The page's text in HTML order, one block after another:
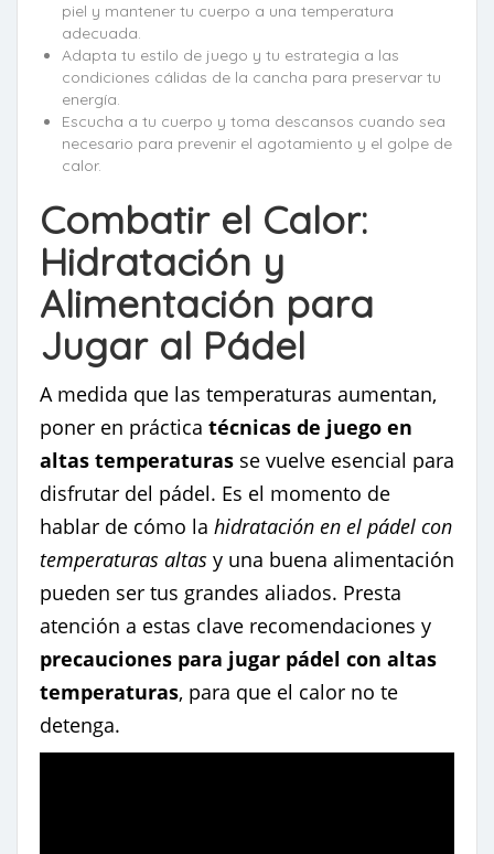
piel y mantener tu cuerpo a una temperatura
adecuada.
Adapta tu estilo de juego y tu estrategia a las
condiciones cálidas de la cancha para preservar tu
energía.
Escucha a tu cuerpo y toma descansos cuando sea
necesario para prevenir el agotamiento y el golpe de
calor.
Combatir el Calor:
Hidratación y
Alimentación para
Jugar al Pádel
A medida que las temperaturas aumentan,
poner en práctica técnicas de juego en
altas temperaturas se vuelve esencial para
disfrutar del pádel. Es el momento de
hablar de cómo la hidratación en el pádel con
temperaturas altas y una buena alimentación
pueden ser tus grandes aliados. Presta
atención a estas clave recomendaciones y
precauciones para jugar pádel con altas
temperaturas, para que el calor no te
detenga.